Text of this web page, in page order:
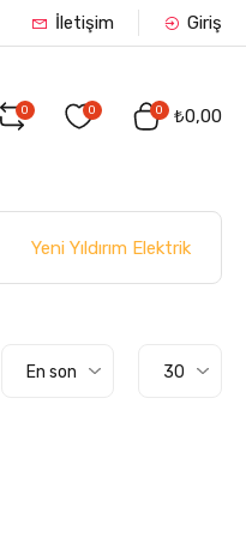
İletişim Giriş
0 0 0 ₺0,00
Yeni Yıldırım Elektrik
En son 30